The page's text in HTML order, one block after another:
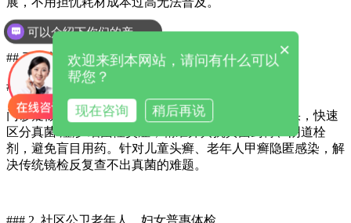
## 三、基层标准化筛查完整应用场景
### 1. 乡镇卫生院皮肤科、妇科门诊（主力场景）
门诊疑似癣病、外阴瘙痒患者随到随检，2分钟出结果，快速
区分真菌/湿疹/细菌性炎症，精准开具抗真菌药膏、阴道栓
剂，避免盲目用药。针对儿童头癣、老年人甲癣隐匿感染，解
决传统镜检反复查不出真菌的难题。
可以介绍下你们的产品么
你们是怎么收费的呢
×
欢迎来到本网站，请问有什么可以
帮您？
现在咨询 稍后再说